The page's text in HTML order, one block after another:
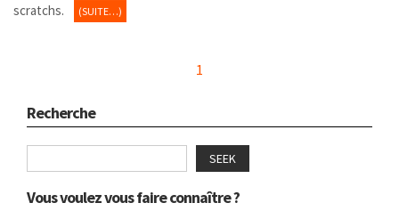
scratchs.
(SUITE…)
1
Recherche
SEEK
Vous voulez vous faire connaître ?